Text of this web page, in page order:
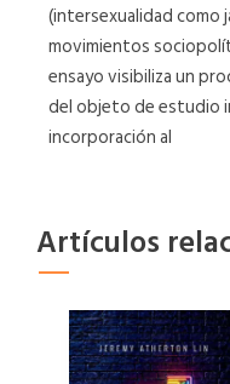
(intersexualidad como
movimientos
ensayo visibiliza un
del objeto de estudio
incorporación al
Artículos